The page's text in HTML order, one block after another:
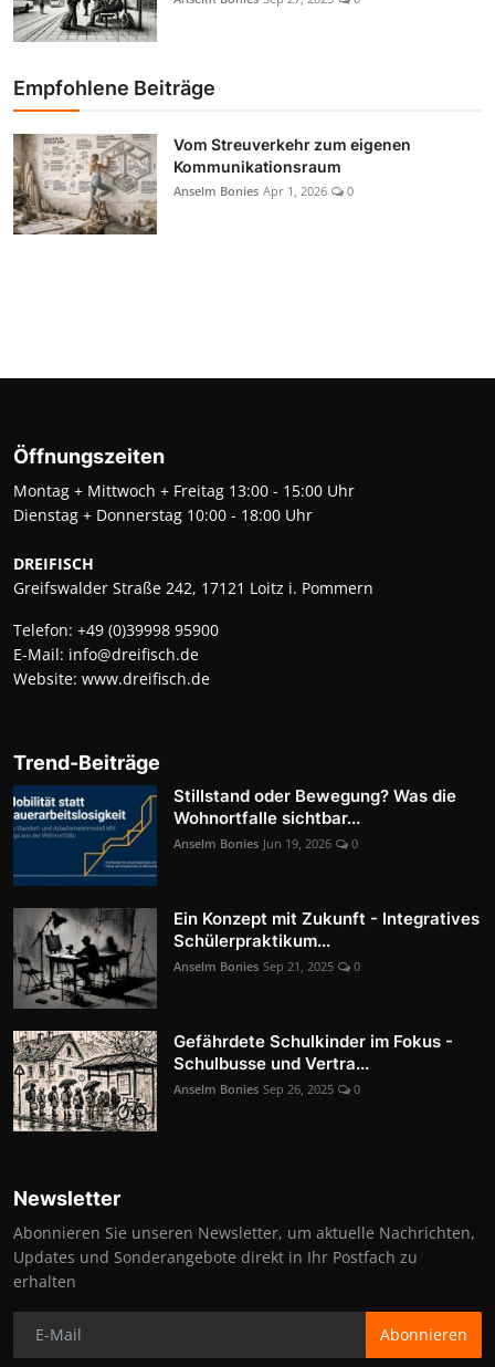
Empfohlene Beiträge
Vom Streuverkehr zum eigenen
Kommunikationsraum
Anselm Bonies Apr 1, 2026 0
Öffnungszeiten
Montag + Mittwoch + Freitag 13:00 - 15:00 Uhr
Dienstag + Donnerstag 10:00 - 18:00 Uhr
DREIFISCH
Greifswalder Straße 242, 17121 Loitz i. Pommern
Telefon: +49 (0)39998 95900
E-Mail: info@dreifisch.de
Website: www.dreifisch.de
Trend-Beiträge
Stillstand oder Bewegung? Was die
Wohnortfalle sichtbar...
Anselm Bonies Jun 19, 2026 0
Ein Konzept mit Zukunft - Integratives
Schülerpraktikum...
Anselm Bonies Sep 21, 2025 0
Gefährdete Schulkinder im Fokus -
Schulbusse und Vertra...
Anselm Bonies Sep 26, 2025 0
Newsletter
Abonnieren Sie unseren Newsletter, um aktuelle Nachrichten,
Updates und Sonderangebote direkt in Ihr Postfach zu
erhalten
Abonnieren